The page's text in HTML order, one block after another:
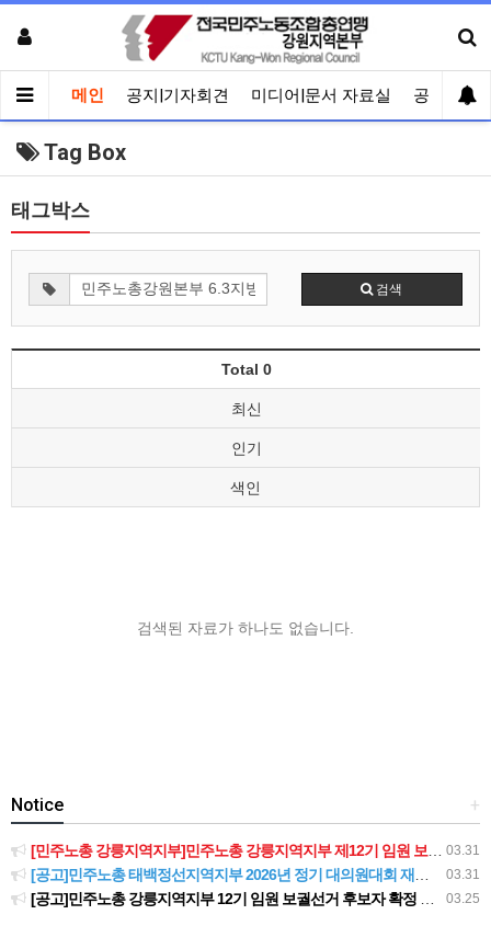
메인 공지|기자회견 미디어|문서 자료실 공유게시
Tag Box
태그박스
검색
Total 0
최신
인기
색인
검색된 자료가 하나도 없습니다.
+
Notice
03.31
[민주노총 강릉지역지부]민주노총 강릉지역지부 제12기 임원 보궐선거결과 공고
03.31
[공고]민주노총 태백정선지역지부 2026년 정기 대의원대회 재소집 건
03.25
[공고]민주노총 강릉지역지부 12기 임원 보궐선거 후보자 확정 공고